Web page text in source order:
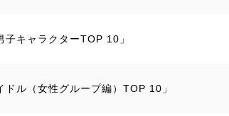
キャラクターTOP 10」
ル（女性グループ編）TOP 10」